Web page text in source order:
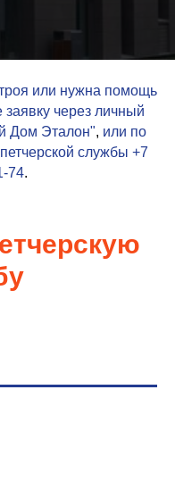
или нужна помощь
заявку через личный
Дом Эталон", или по
службы +7
74.